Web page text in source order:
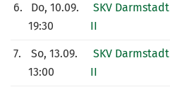
6.
Do, 10.09.
19:30
SKV Darmstadt
II
7.
So, 13.09.
13:00
SKV Darmstadt
II